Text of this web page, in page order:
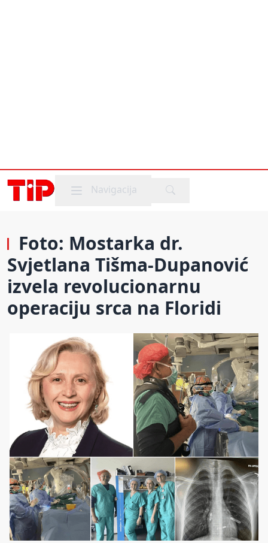
Mobile menu
Navigacija
Foto: Mostarka dr.
Svjetlana Tišma-Dupanović
izvela revolucionarnu
operaciju srca na Floridi